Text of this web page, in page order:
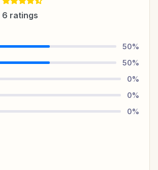
6 ratings
50%
50%
0%
0%
0%